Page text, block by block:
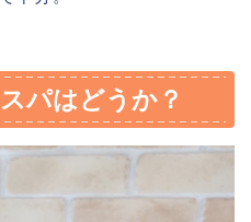
パはどうか？